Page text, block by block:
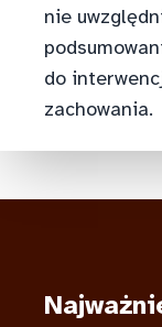
nie
do
zachowania.